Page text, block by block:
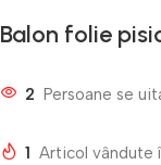
Balon folie
2 Persoane se
1 Articol vândute